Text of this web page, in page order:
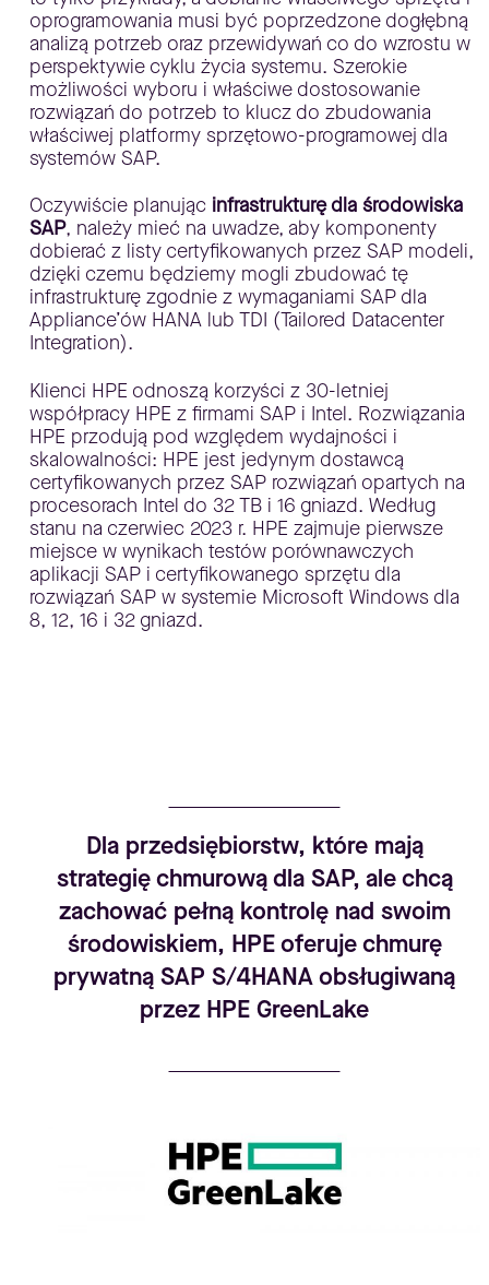
oprogramowania musi być poprzedzone dogłębną
analizą potrzeb oraz przewidywań co do wzrostu w
perspektywie cyklu życia systemu. Szerokie
możliwości wyboru i właściwe dostosowanie
rozwiązań do potrzeb to klucz do zbudowania
właściwej platformy sprzętowo-programowej dla
systemów SAP.
Oczywiście planując infrastrukturę dla środowiska
SAP, należy mieć na uwadze, aby komponenty
dobierać z listy certyfikowanych przez SAP modeli,
dzięki czemu będziemy mogli zbudować tę
infrastrukturę zgodnie z wymaganiami SAP dla
Appliance’ów HANA lub TDI (Tailored Datacenter
Integration).
Klienci HPE odnoszą korzyści z 30-letniej
współpracy HPE z firmami SAP i Intel. Rozwiązania
HPE przodują pod względem wydajności i
skalowalności: HPE jest jedynym dostawcą
certyfikowanych przez SAP rozwiązań opartych na
procesorach Intel do 32 TB i 16 gniazd. Według
stanu na czerwiec 2023 r. HPE zajmuje pierwsze
miejsce w wynikach testów porównawczych
aplikacji SAP i certyfikowanego sprzętu dla
rozwiązań SAP w systemie Microsoft Windows dla
8, 12, 16 i 32 gniazd.
Dla przedsiębiorstw, które mają
strategię chmurową dla SAP, ale chcą
zachować pełną kontrolę nad swoim
środowiskiem, HPE oferuje chmurę
prywatną SAP S/4HANA obsługiwaną
przez HPE GreenLake